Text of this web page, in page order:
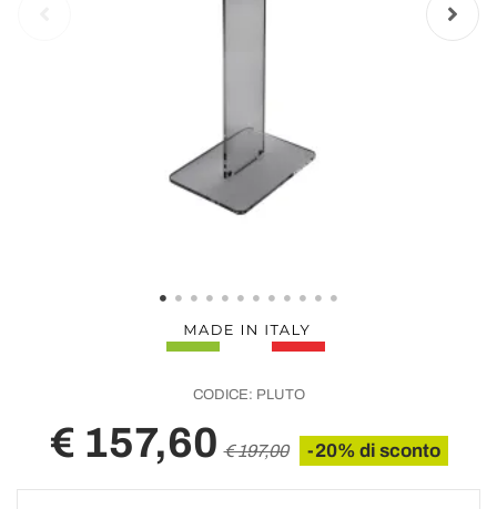
CODICE: PLUTO
€ 157,60 € 197,00 -20% di sconto